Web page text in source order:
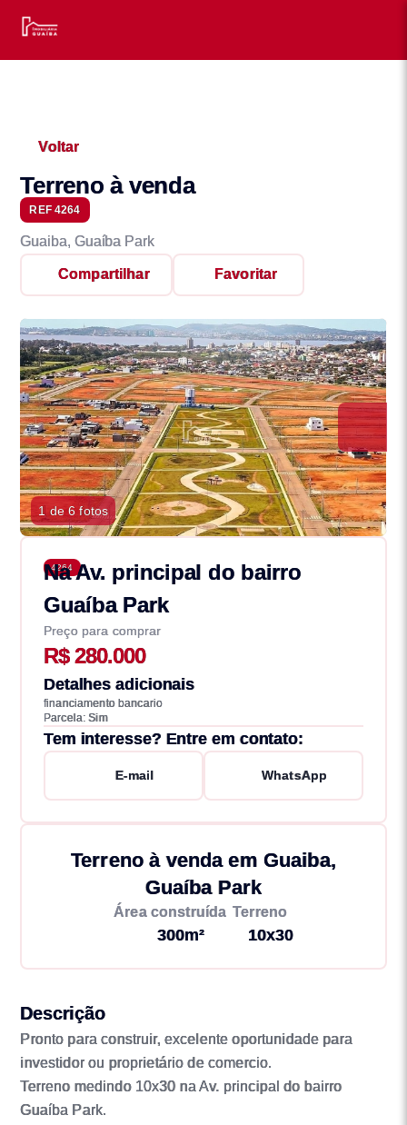
Voltar
Terreno à venda
REF 4264
Guaiba, Guaíba Park
Compartilhar Favoritar
1 de 6 fotos
4264
Na Av. principal do bairro
Guaíba Park
Preço para comprar
R$ 280.000
Detalhes adicionais
financiamento bancario
Parcela: Sim
Tem interesse? Entre em contato:
E-mail WhatsApp
Terreno à venda em Guaiba,
Guaíba Park
Área construída
300m²
Terreno
10x30
Descrição
Pronto para construir, excelente oportunidade para
investidor ou proprietário de comercio.
Terreno medindo 10x30 na Av. principal do bairro
Guaíba Park.